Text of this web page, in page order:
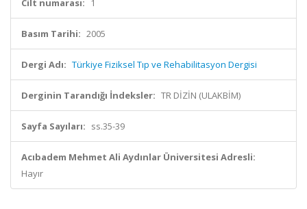
Cilt numarası: 1
Basım Tarihi: 2005
Dergi Adı: Türkiye Fiziksel Tıp ve Rehabilitasyon Dergisi
Derginin Tarandığı İndeksler: TR DİZİN (ULAKBİM)
Sayfa Sayıları: ss.35-39
Acıbadem Mehmet Ali Aydınlar Üniversitesi Adresli:
Hayır